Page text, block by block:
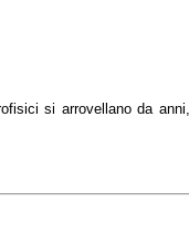
si arrovellano da